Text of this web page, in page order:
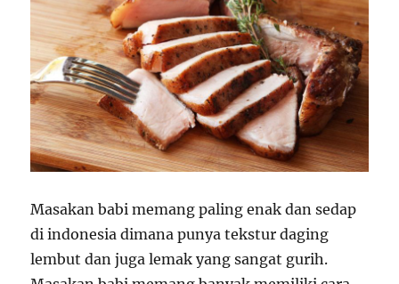
Masakan babi memang paling enak dan sedap
di indonesia dimana punya tekstur daging
lembut dan juga lemak yang sangat gurih.